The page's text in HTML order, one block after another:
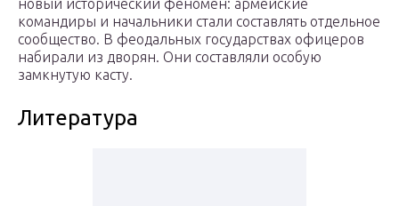
новый исторический феномен: армейские
командиры и начальники стали составлять отдельное
сообщество. В феодальных государствах офицеров
набирали из дворян. Они составляли особую
замкнутую касту.
Литература